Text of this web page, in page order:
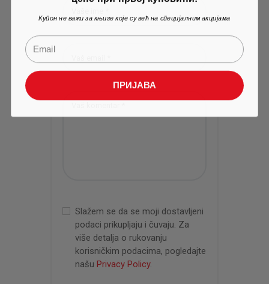
Slažem se da se moji dostavljeni
podaci prikupljaju i čuvaju. Za
više detalja o rukovanju
korisničkim podacima, pogledajte
našu Privacy Policy.
Купон не важи за књиге које су већ на специјалним акцијама
ПРИЈАВА